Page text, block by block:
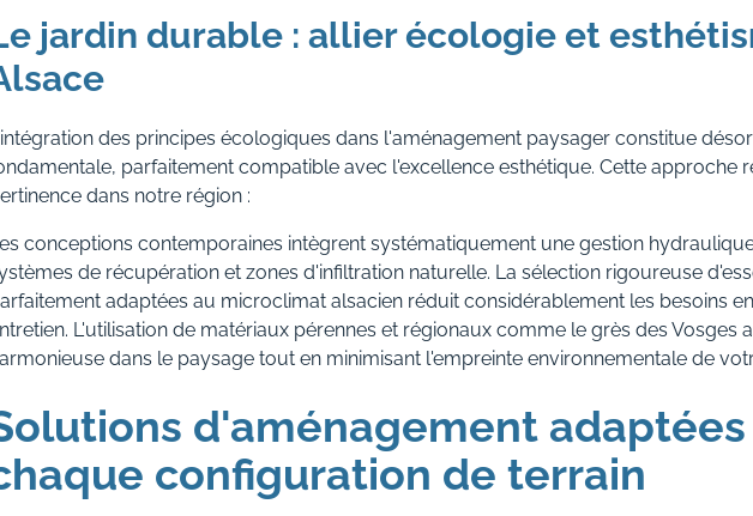
jardin durable : allier écologie et
des principes écologiques dans l'aménagement paysager constitue
parfaitement compatible avec l'excellence esthétique. Cette approche
dans notre région :
conceptions contemporaines intègrent systématiquement une gestion
de récupération et zones d'infiltration naturelle. La sélection rigoureuse
adaptées au microclimat alsacien réduit considérablement les besoins
L'utilisation de matériaux pérennes et régionaux comme le grès des Vosges
dans le paysage tout en minimisant l'empreinte environnementale de
d'aménagement adaptées
configuration de terrain